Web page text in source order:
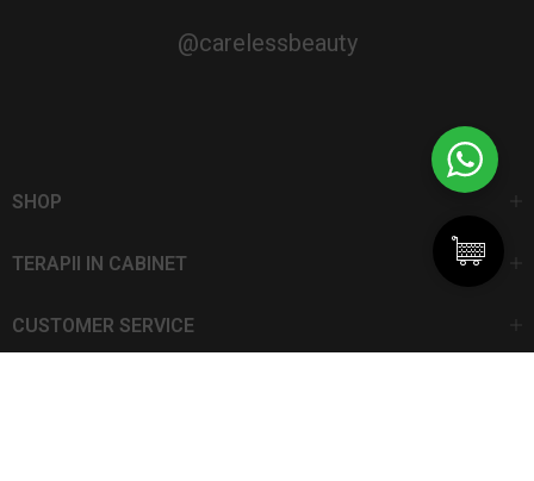
@carelessbeauty
SHOP
TERAPII IN CABINET
CUSTOMER SERVICE